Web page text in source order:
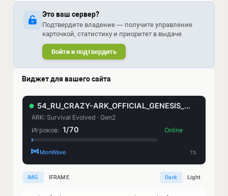
Это ваш сервер?
Подтвердите владение — получите управление
карточкой, статистику и приоритет в выдаче.
Войти и подтвердить
Виджет для вашего сайта
IMG IFRAME Dark Light